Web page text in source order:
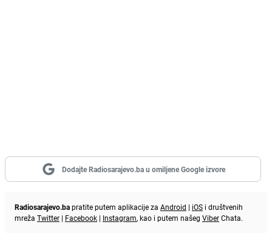
Dodajte Radiosarajevo.ba u omiljene Google izvore
Radiosarajevo.bapratite putem aplikacije za Android | iOS i društvenih
mreža Twitter | Facebook | Instagram, kao i putem našeg ViberChata.